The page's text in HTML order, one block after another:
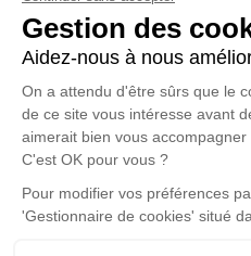
Réseaux sociaux
Liens utiles
Publier un avis de décès
Signaler un abus/une erreur